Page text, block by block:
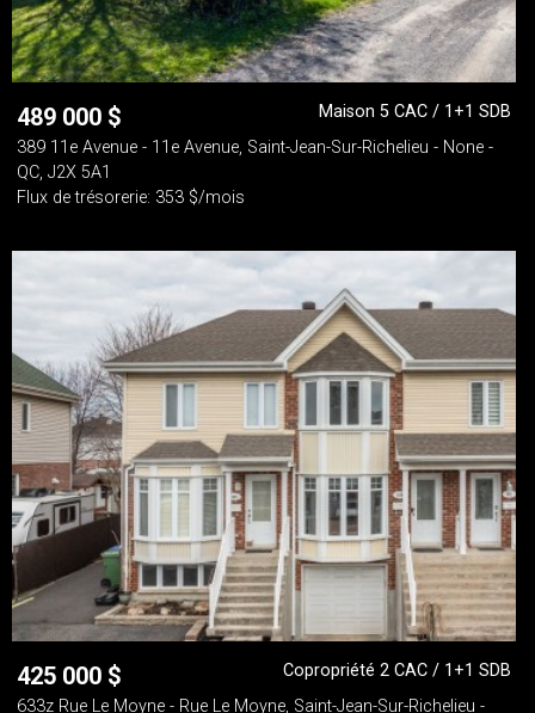
489 000 $
Maison 5 CAC / 1+1 SDB
389 11e Avenue - 11e Avenue, Saint-Jean-Sur-Richelieu - None -
QC, J2X 5A1
Flux de trésorerie: 353 $/mois
425 000 $
Copropriété 2 CAC / 1+1 SDB
633z Rue Le Moyne - Rue Le Moyne, Saint-Jean-Sur-Richelieu -